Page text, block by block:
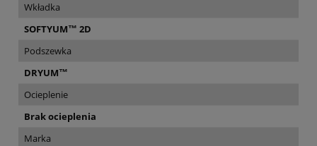
Wkładka
SOFTYUM™ 2D
Podszewka
DRYUM™
Ocieplenie
Brak ocieplenia
Marka